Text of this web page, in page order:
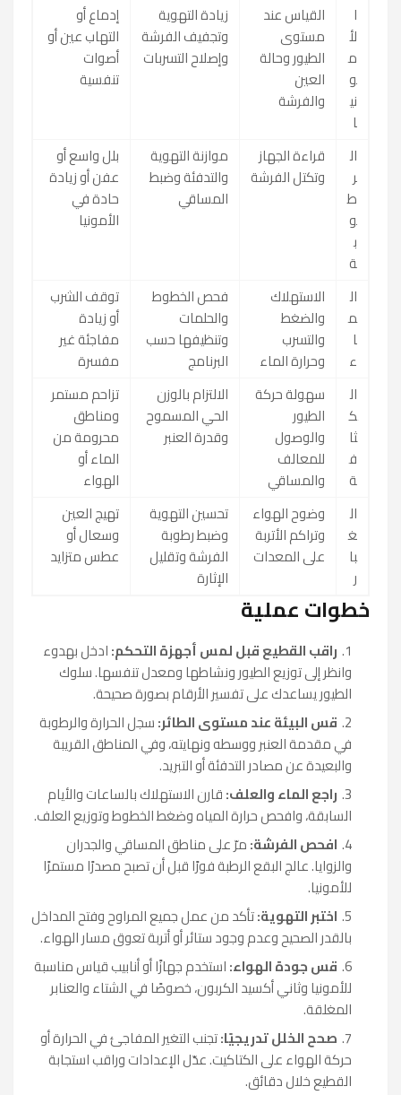
ا
لأ
م
و
ني
ا
القياس عند
مستوى
الطيور وحالة
العين
والفرشة
زيادة التهوية
وتجفيف الفرشة
وإصلاح التسربات
إدماع أو
التهاب عين أو
أصوات
تنفسية
ال
ر
ط
و
ب
ة
قراءة الجهاز
وتكتل الفرشة
موازنة التهوية
والتدفئة وضبط
المساقي
بلل واسع أو
عفن أو زيادة
حادة في
الأمونيا
ال
م
ا
ء
الاستهلاك
والضغط
والتسرب
وحرارة الماء
فحص الخطوط
والحلمات
وتنظيفها حسب
البرنامج
توقف الشرب
أو زيادة
مفاجئة غير
مفسرة
ال
ك
ثا
ف
ة
سهولة حركة
الطيور
والوصول
للمعالف
والمساقي
الالتزام بالوزن
الحي المسموح
وقدرة العنبر
تزاحم مستمر
ومناطق
محرومة من
الماء أو
الهواء
ال
غ
با
ر
وضوح الهواء
وتراكم الأتربة
على المعدات
تحسين التهوية
وضبط رطوبة
الفرشة وتقليل
الإثارة
تهيج العين
وسعال أو
عطس متزايد
خطوات عملية
راقب القطيع قبل لمس أجهزة التحكم:ادخل بهدوء
وانظر إلى توزيع الطيور ونشاطها ومعدل تنفسها. سلوك
الطيور يساعدك على تفسير الأرقام بصورة صحيحة.
قس البيئة عند مستوى الطائر:سجل الحرارة والرطوبة
في مقدمة العنبر ووسطه ونهايته، وفي المناطق القريبة
والبعيدة عن مصادر التدفئة أو التبريد.
راجع الماء والعلف:قارن الاستهلاك بالساعات والأيام
السابقة، وافحص حرارة المياه وضغط الخطوط وتوزيع العلف.
افحص الفرشة:مرّ على مناطق المساقي والجدران
والزوايا. عالج البقع الرطبة فورًا قبل أن تصبح مصدرًا مستمرًا
للأمونيا.
اختبر التهوية:تأكد من عمل جميع المراوح وفتح المداخل
بالقدر الصحيح وعدم وجود ستائر أو أتربة تعوق مسار الهواء.
قس جودة الهواء:استخدم جهازًا أو أنابيب قياس مناسبة
للأمونيا وثاني أكسيد الكربون، خصوصًا في الشتاء والعنابر
المغلقة.
صحح الخلل تدريجيًا:تجنب التغير المفاجئ في الحرارة أو
حركة الهواء على الكتاكيت. عدّل الإعدادات وراقب استجابة
القطيع خلال دقائق.